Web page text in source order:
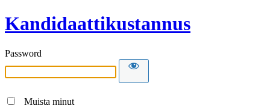
Kandidaattikustannus
Password
Muista minut